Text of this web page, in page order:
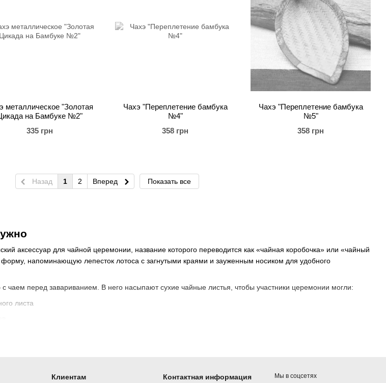
аксессуар для чайной церемонии, название которого переводится как «чайная коробочка» или «чайный
напоминающую лепесток лотоса с загнутыми краями и зауженным носиком для удобного
чаем перед завариванием. В него насыпают сухие чайные листья, чтобы участники церемонии могли:
листа
металлическое "Золотая
на Бамбуке №2"
335 грн
Чахэ "Переплетение бамбука
№4"
358 грн
Чахэ "Переплетение бамбука
№5"
358 грн
Назад 1 2 Вперед Показать все
Клиентам Контактная информация Мы в соцсетях